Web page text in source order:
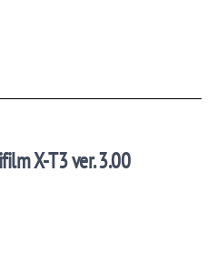
X-T3 ver. 3.00